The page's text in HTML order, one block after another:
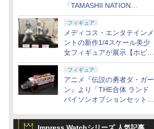
「TAMASHII NATION
2026」が11月13日より開催
決定
フィギュア
メディコス・エンタテインメ
ントの新作1/4スケール美少
女フィギュアが展示【ホビー
メーカー合同展示会】
フィギュア
アニメ『伝説の勇者ダ・ガー
ン』より「THE合体 ランド
バイソンオプションセット」